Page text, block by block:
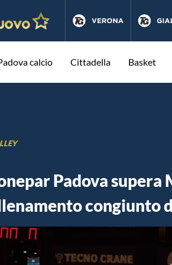
calcio Cittadella Basket
Padova supera
congiunto